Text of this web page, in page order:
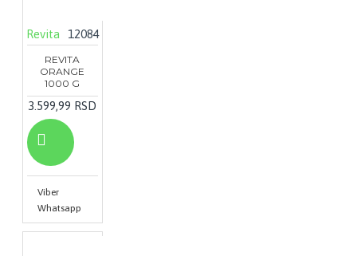
Revita 12084
REVITA
ORANGE
1000 G
3.599,99 RSD
Viber
Whatsapp